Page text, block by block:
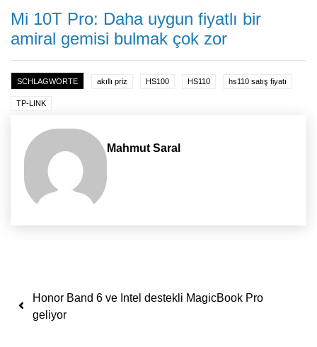
Mi 10T Pro: Daha uygun fiyatlı bir
amiral gemisi bulmak çok zor
SCHLAGWORTE akıllı priz HS100 HS110 hs110 satış fiyatı
TP-LINK
Mahmut Saral
Yazı dolaşımı
Honor Band 6 ve Intel destekli MagicBook Pro
geliyor